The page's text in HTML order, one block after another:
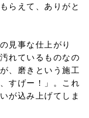
らえて、ありがと
見事な仕上がり
れているものなの
、磨きという施工
すげー！」。これ
が込み上げてしま